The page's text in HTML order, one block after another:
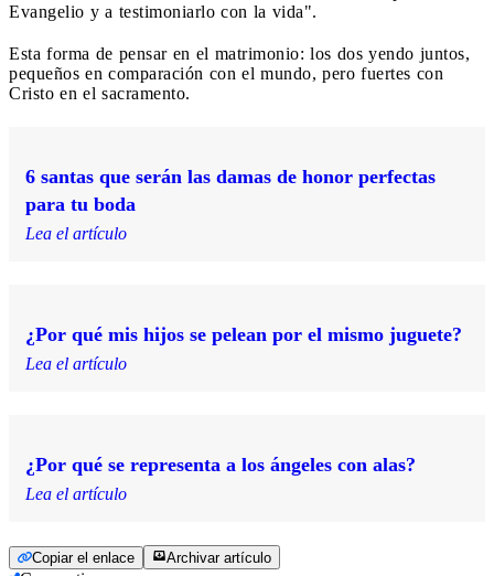
Evangelio y a testimoniarlo con la vida".
Esta forma de pensar en el matrimonio: los dos yendo juntos,
pequeños en comparación con el mundo, pero fuertes con
Cristo en el sacramento.
6 santas que serán las damas de honor perfectas
para tu boda
Lea el artículo
¿Por qué mis hijos se pelean por el mismo juguete?
Lea el artículo
¿Por qué se representa a los ángeles con alas?
Lea el artículo
Copiar el enlace Archivar artículo